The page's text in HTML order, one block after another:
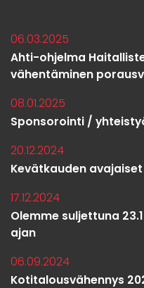
06.03.2025
Ahti-ohjelma
vähentäminen
08.01.2025
Sponsorointi /
20.12.2024
Kevätkauden avajaiset
17.12.2024
Olemme suljettuna
ajan
06.09.2024
Kotitalousvähennys